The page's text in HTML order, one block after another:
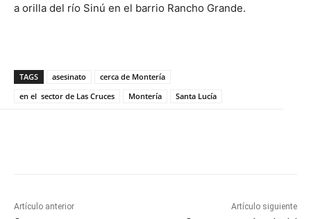
a orilla del río Sinú en el barrio Rancho Grande.
TAGS asesinato
cerca de Montería
en el sector de Las Cruces
Montería Santa Lucía
Artículo anterior Artículo siguiente